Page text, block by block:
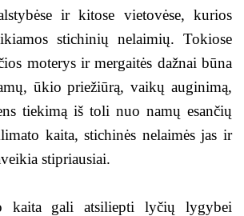
ir kitose vietovėse, kurios
stichinių nelaimių. Tokiose
moterys ir mergaitės dažnai būna
ūkio priežiūrą, vaikų auginimą,
tiekimą iš toli nuo namų esančių
kaita, stichinės nelaimės jas ir
stipriausiai.
kaita gali atsiliepti lyčių lygybei